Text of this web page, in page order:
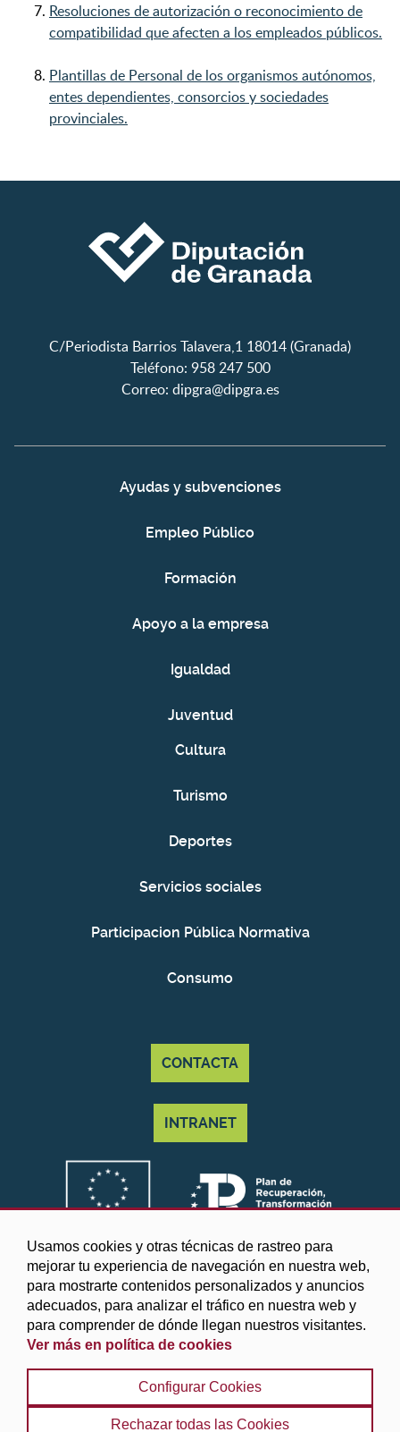
Usamos cookies y otras técnicas de rastreo para
mejorar tu experiencia de navegación en nuestra web,
para mostrarte contenidos personalizados y anuncios
adecuados, para analizar el tráfico en nuestra web y
para comprender de dónde llegan nuestros visitantes.
Ver más en política de cookies
Configurar Cookies
Rechazar todas las Cookies
Resoluciones de autorización o reconocimiento de
compatibilidad que afecten a los empleados públicos.
Plantillas de Personal de los organismos autónomos,
entes dependientes, consorcios y sociedades
provinciales.
C/Periodista Barrios Talavera,1 18014 (Granada)
Teléfono: 958 247 500
Correo: dipgra@dipgra.es
Ayudas y subvenciones
Empleo Público
Formación
Apoyo a la empresa
Igualdad
Juventud
Cultura
Turismo
Deportes
Servicios sociales
Participacion Pública Normativa
Consumo
CONTACTA
INTRANET
©2025 Diputación de Granada
Aviso legal y Política de privacidad | Política de cookies
Protección de datos | Accesibilidad | Búsqueda |